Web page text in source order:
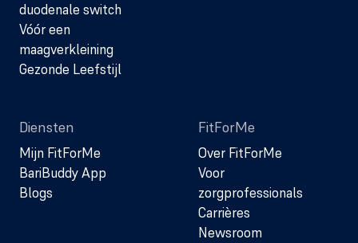
duodenale switch
Vóór een
maagverkleining
Gezonde Leefstijl
Diensten
Mijn FitForMe
BariBuddy App
Blogs
FitForMe
Over FitForMe
Voor
zorgprofessionals
Carrières
Newsroom